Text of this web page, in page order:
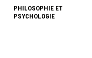
PHILOSOPHIE ET
PSYCHOLOGIE